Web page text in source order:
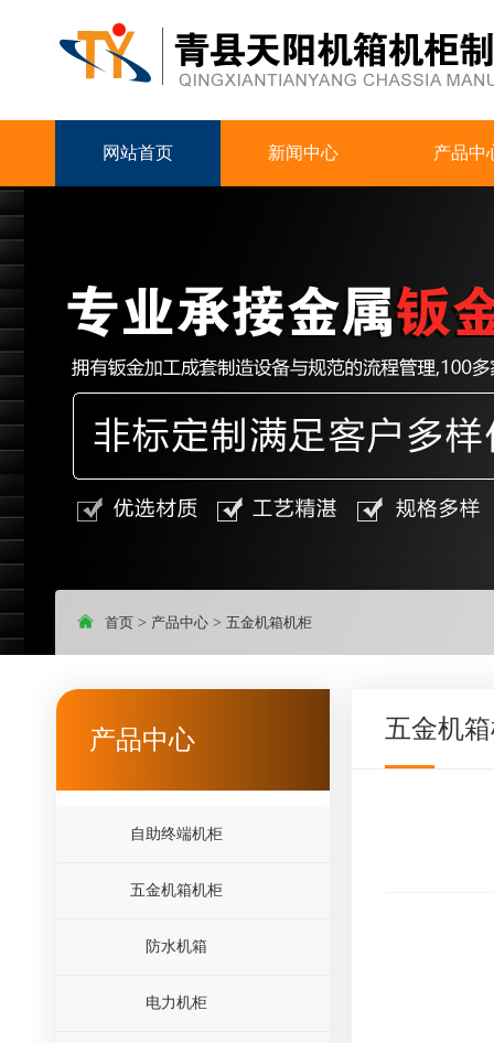
网站首页 新闻中心 产品中
首页 > 产品中心 > 五金机箱机柜
产品中心
自助终端机柜
五金机箱机柜
防水机箱
电力机柜
五金机